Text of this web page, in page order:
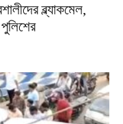
ব্ল্যাকমেল,